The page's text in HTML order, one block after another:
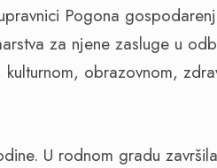
Pogona
za njene zasluge u
obrazovnom,
U rodnom gradu